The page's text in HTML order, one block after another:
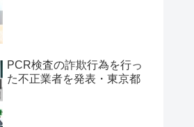
PCR検査の詐欺行為を行っ
た不正業者を発表・東京都